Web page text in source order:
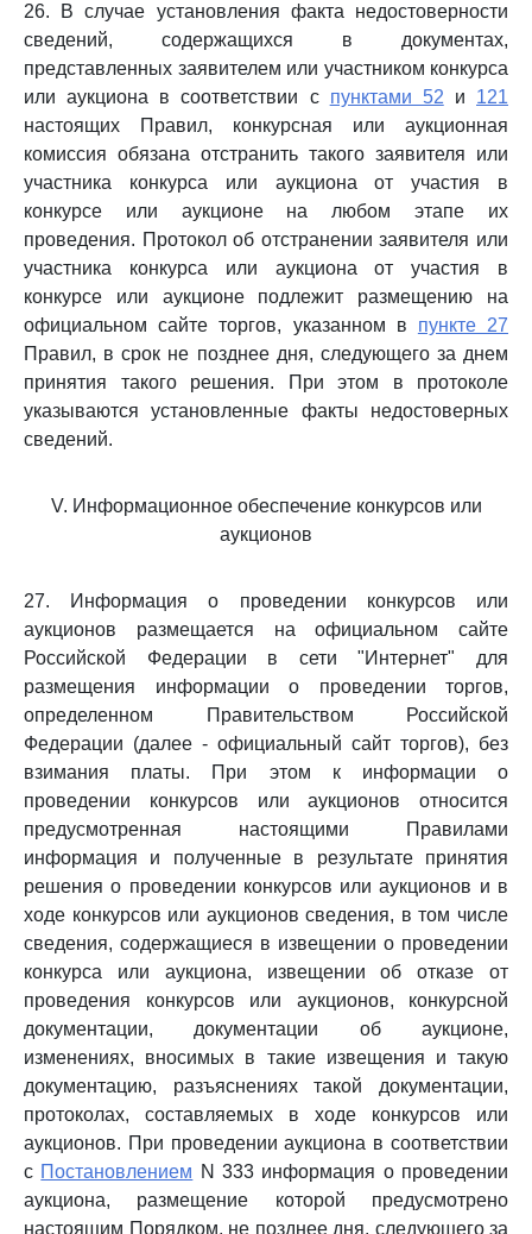
26. В случае установления факта недостоверности
сведений, содержащихся в документах,
представленных заявителем или участником конкурса
или аукциона в соответствии с пунктами 52 и 121
настоящих Правил, конкурсная или аукционная
комиссия обязана отстранить такого заявителя или
участника конкурса или аукциона от участия в
конкурсе или аукционе на любом этапе их
проведения. Протокол об отстранении заявителя или
участника конкурса или аукциона от участия в
конкурсе или аукционе подлежит размещению на
официальном сайте торгов, указанном в пункте 27
Правил, в срок не позднее дня, следующего за днем
принятия такого решения. При этом в протоколе
указываются установленные факты недостоверных
сведений.
V. Информационное обеспечение конкурсов или
аукционов
27. Информация о проведении конкурсов или
аукционов размещается на официальном сайте
Российской Федерации в сети "Интернет" для
размещения информации о проведении торгов,
определенном Правительством Российской
Федерации (далее - официальный сайт торгов), без
взимания платы. При этом к информации о
проведении конкурсов или аукционов относится
предусмотренная настоящими Правилами
информация и полученные в результате принятия
решения о проведении конкурсов или аукционов и в
ходе конкурсов или аукционов сведения, в том числе
сведения, содержащиеся в извещении о проведении
конкурса или аукциона, извещении об отказе от
проведения конкурсов или аукционов, конкурсной
документации, документации об аукционе,
изменениях, вносимых в такие извещения и такую
документацию, разъяснениях такой документации,
протоколах, составляемых в ходе конкурсов или
аукционов. При проведении аукциона в соответствии
с Постановлением N 333 информация о проведении
аукциона, размещение которой предусмотрено
настоящим Порядком, не позднее дня, следующего за